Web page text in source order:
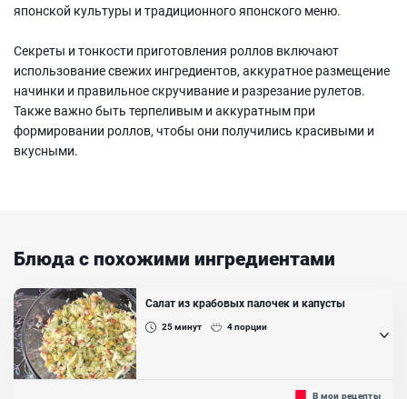
японской культуры и традиционного японского меню.
Секреты и тонкости приготовления роллов включают
использование свежих ингредиентов, аккуратное размещение
начинки и правильное скручивание и разрезание рулетов.
Также важно быть терпеливым и аккуратным при
формировании роллов, чтобы они получились красивыми и
вкусными.
Блюда с похожими ингредиентами
Салат из крабовых палочек и капусты
25минут 4порции
Традиционное угощение каждого застолья. Есть огромноеВ мои рецепты